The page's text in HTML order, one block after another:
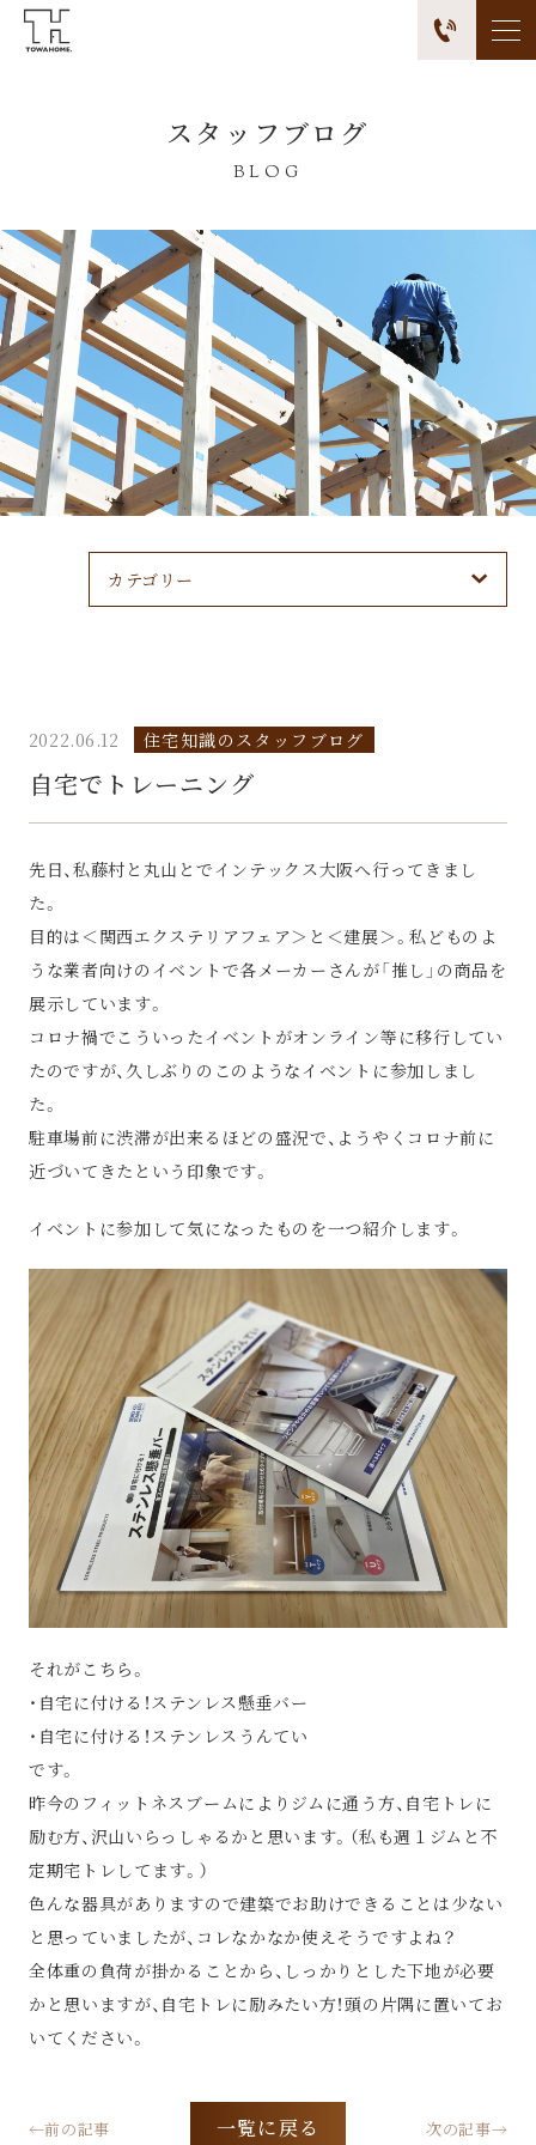
スタッフブログ
BLOG
カテゴリー
2022.06.12 住宅知識のスタッフブログ
自宅でトレーニング
先日、私藤村と丸山とでインテックス大阪へ行ってきまし
た。
目的は＜関西エクステリアフェア＞と＜建展＞。私どものよ
うな業者向けのイベントで各メーカーさんが「推し」の商品を
展示しています。
コロナ禍でこういったイベントがオンライン等に移行してい
たのですが、久しぶりのこのようなイベントに参加しまし
た。
駐車場前に渋滞が出来るほどの盛況で、ようやくコロナ前に
近づいてきたという印象です。
イベントに参加して気になったものを一つ紹介します。
それがこちら。
・自宅に付ける！ステンレス懸垂バー
・自宅に付ける！ステンレスうんてい
です。
昨今のフィットネスブームによりジムに通う方、自宅トレに
励む方、沢山いらっしゃるかと思います。（私も週１ジムと不
定期宅トレしてます。）
色んな器具がありますので建築でお助けできることは少ない
と思っていましたが、コレなかなか使えそうですよね？
全体重の負荷が掛かることから、しっかりとした下地が必要
かと思いますが、自宅トレに励みたい方！頭の片隅に置いてお
いてください。
一覧に戻る
←前の記事 次の記事→